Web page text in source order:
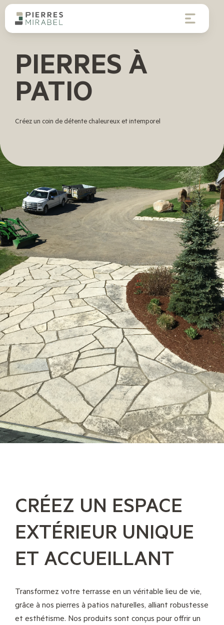
PIERRES À
PATIO
Créez un coin de détente chaleureux et intemporel
CRÉEZ UN ESPACE
EXTÉRIEUR UNIQUE
ET ACCUEILLANT
Transformez votre terrasse en un véritable lieu de vie,
grâce à nos pierres à patios naturelles, alliant robustesse
et esthétisme. Nos produits sont conçus pour offrir un
ENGLISH